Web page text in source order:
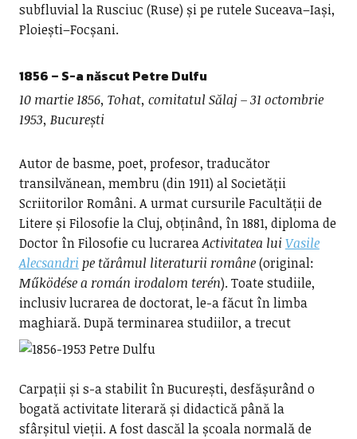
subfluvial la Rusciuc (Ruse) și pe rutele Suceava–Iași,
Ploiești–Focșani.
1856 – S-a născut Petre Dulfu
10 martie 1856, Tohat, comitatul Sălaj – 31 octombrie
1953, București
Autor de basme, poet, profesor, traducător
transilvănean, membru (din 1911) al Societății
Scriitorilor Români. A urmat cursurile Facultății de
Litere și Filosofie la Cluj, obținând, în 1881, diploma de
Doctor în Filosofie cu lucrareaActivitatea lui Vasile
Alecsandri pe tărâmul literaturii române(original:
Működése a román irodalom terén). Toate studiile,
inclusiv lucrarea de doctorat, le-a făcut în limba
maghiară.După terminarea studiilor, a trecut
Carpații și s-a stabilit în București, desfășurând o
bogată activitate literară și didactică până la
sfârșitul vieții. A fost dascăl la școala normală de